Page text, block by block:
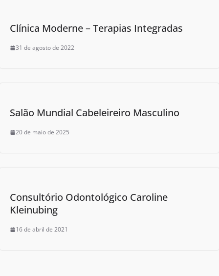
Clínica Moderne – Terapias Integradas
31 de agosto de 2022
Salão Mundial Cabeleireiro Masculino
20 de maio de 2025
Consultório Odontológico Caroline
Kleinubing
16 de abril de 2021